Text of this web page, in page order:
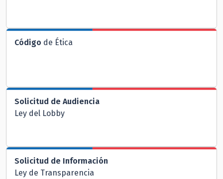
Código de Ética
Solicitud de Audiencia
Ley del Lobby
Solicitud de Información
Ley de Transparencia